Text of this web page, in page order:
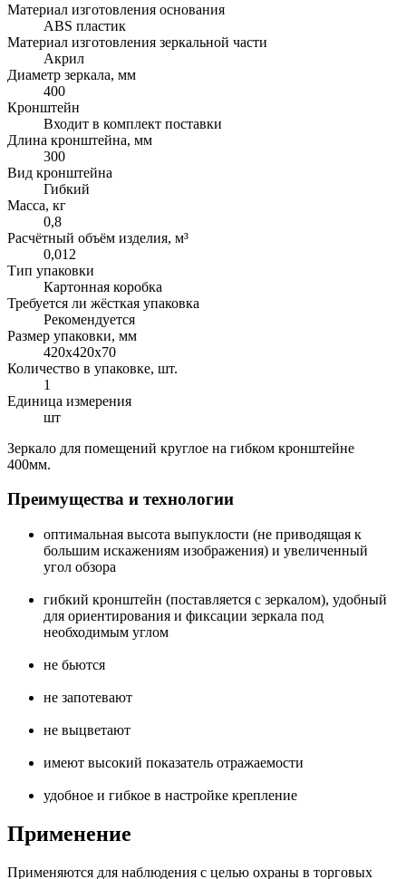
Материал изготовления основания
ABS пластик
Материал изготовления зеркальной части
Акрил
Диаметр зеркала, мм
400
Кронштейн
Входит в комплект поставки
Длина кронштейна, мм
300
Вид кронштейна
Гибкий
Масса, кг
0,8
Расчётный объём изделия, м³
0,012
Тип упаковки
Картонная коробка
Требуется ли жёсткая упаковка
Рекомендуется
Размер упаковки, мм
420х420х70
Количество в упаковке, шт.
1
Единица измерения
шт
Зеркало для помещений круглое на гибком кронштейне
400мм.
Преимущества и технологии
оптимальная высота выпуклости (не приводящая к
большим искажениям изображения) и увеличенный
угол обзора
гибкий кронштейн (поставляется с зеркалом), удобный
для ориентирования и фиксации зеркала под
необходимым углом
не бьются
не запотевают
не выцветают
имеют высокий показатель отражаемости
удобное и гибкое в настройке крепление
Применение
Применяются для наблюдения с целью охраны в торговых